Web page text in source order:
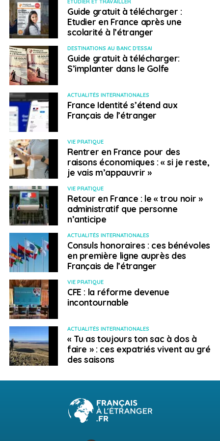
La cérémonie s’est conclue par l’attribution d’une
Palme d’honneur au collège de la Sainte-Famille, au
Liban, pour une chanson écrite par des élèves en
soutien aux filles afghanes privées d’école.
c’est refuser l’indifférence », a déclaré la représentante
de l’établissement.
Au-delà des distinctions, cette soirée a rappelé la
vitalité d’un réseau éducatif présent dans plus de 140
pays, où chacun participe chaque jour au
rayonnement culturel et linguistique de la France.
> Les lauréats des Palmes de l’EFE 2026
Engagement associatif
Lycée français international Gustave Eiffel,
Mozambique – Des quartiers de Maputo au
terrain du lycée : l’équipe qui unit
Ouverture sur le pays d’accueil
International French School, Singapour –
Rencontres du cœur
Action innovante
Lycée Blaise Pascal, Côte d’Ivoire – La ferme
écol’citoyenne
Promotion linguistique
École La Clairefontaine, Madagascar –
Clairef’radio
Inclusion et lutte contre les discriminations
Lycée Théodore Monod, Mauritanie – Pôle santé
Section française du lycée franco-mexicain,
Mexique – L’art en continu explose à la Fête des
Guide gratuit à télécharger :
Etudier en France après une
scolarité à l’étranger
DESTINATIONS AU BANC D'ESSAI
Guide gratuit à télécharger:
S’implanter dans le Golfe
ACTUALITÉS INTERNATIONALES
France Identité s’étend aux
Français de l’étranger
VIE PRATIQUE
Rentrer en France pour des
raisons économiques : « si je reste,
je vais m’appauvrir »
VIE PRATIQUE
Retour en France : le « trou noir »
administratif que personne
n’anticipe
ACTUALITÉS INTERNATIONALES
Consuls honoraires : ces bénévoles
en première ligne auprès des
Français de l’étranger
VIE PRATIQUE
CFE : la réforme devenue
incontournable
ACTUALITÉS INTERNATIONALES
« Tu as toujours ton sac à dos à
faire » : ces expatriés vivent au gré
des saisons